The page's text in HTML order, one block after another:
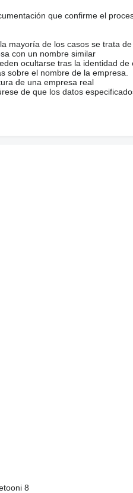
que confirme el
mayoría de los casos se trata de
con un nombre similar
ocultarse tras la identidad
sobre el nombre de la empresa.
de una empresa real
de que los datos
8